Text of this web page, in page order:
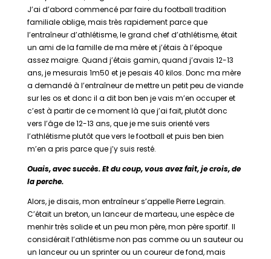
J’ai d’abord commencé par faire du football tradition
familiale oblige, mais très rapidement parce que
l’entraîneur d’athlétisme, le grand chef d’athlétisme, était
un ami de la famille de ma mère et j’étais à l’époque
assez maigre. Quand j’étais gamin, quand j’avais 12-13
ans, je mesurais 1m50 et je pesais 40 kilos. Donc ma mère
a demandé à l’entraîneur de mettre un petit peu de viande
sur les os et donc il a dit bon ben je vais m’en occuper et
c’est à partir de ce moment là que j’ai fait, plutôt donc
vers l’âge de 12-13 ans, que je me suis orienté vers
l’athlétisme plutôt que vers le football et puis ben bien
m’en a pris parce que j’y suis resté.
Ouais, avec succès. Et du coup, vous avez fait, je crois, de
la perche.
Alors, je disais, mon entraîneur s’appelle Pierre Legrain.
C’était un breton, un lanceur de marteau, une espèce de
menhir très solide et un peu mon père, mon père sportif. Il
considérait l’athlétisme non pas comme ou un sauteur ou
un lanceur ou un sprinter ou un coureur de fond, mais